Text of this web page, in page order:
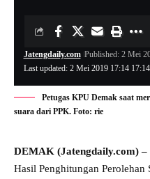
Last updated: 2 Mei 2019 17:14 17:14
Jatengdaily.com Published: 2 Mei
Petugas KPU Demak saat
suara dari PPK. Foto: rie
DEMAK (Jatengdaily.com) –
Hasil Penghitungan